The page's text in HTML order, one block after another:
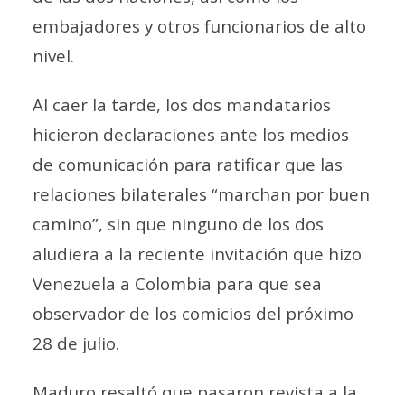
embajadores y otros funcionarios de alto
nivel.
Al caer la tarde, los dos mandatarios
hicieron declaraciones ante los medios
de comunicación para ratificar que las
relaciones bilaterales “marchan por buen
camino”, sin que ninguno de los dos
aludiera a la reciente invitación que hizo
Venezuela a Colombia para que sea
observador de los comicios del próximo
28 de julio.